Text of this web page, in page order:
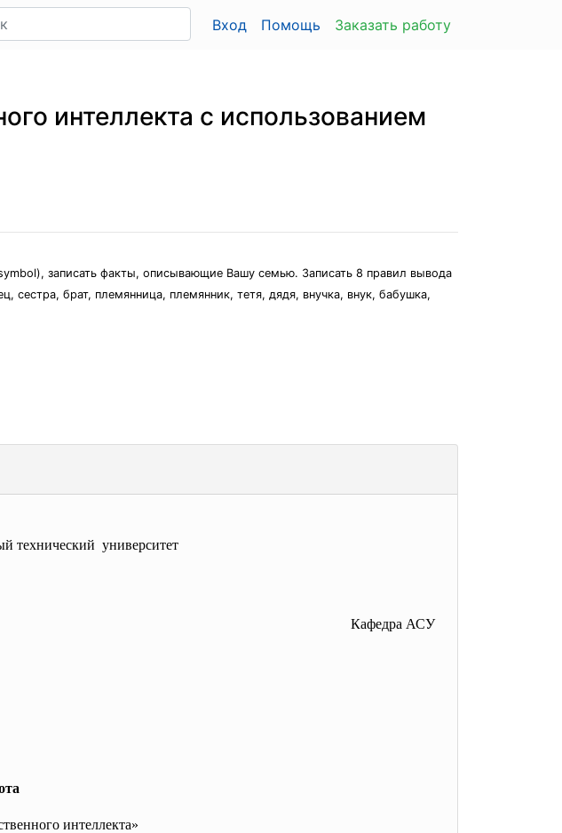
Вход Помощь Заказать работу
интеллекта с ис­пользованием
записать факты, описывающие Вашу семью. Записать 8 правил вывода
брат, племянница, племянник, тетя, дядя, внучка, внук, бабушка,
технический университет
Кафедра АСУ
интеллекта»